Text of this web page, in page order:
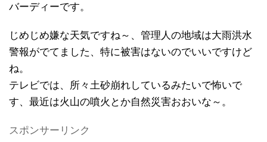
バーディーです。
じめじめ嫌な天気ですね～、管理人の地域は大雨洪水
警報がでてました、特に被害はないのでいいですけど
ね。
テレビでは、所々土砂崩れしているみたいで怖いで
す、最近は火山の噴火とか自然災害おおいな～。
スポンサーリンク